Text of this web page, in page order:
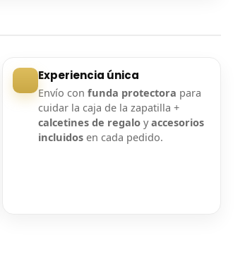
Experiencia única
Envío confunda protectora para
cuidar la caja de la zapatilla +
calcetines de regalo yaccesorios
incluidos en cada pedido.